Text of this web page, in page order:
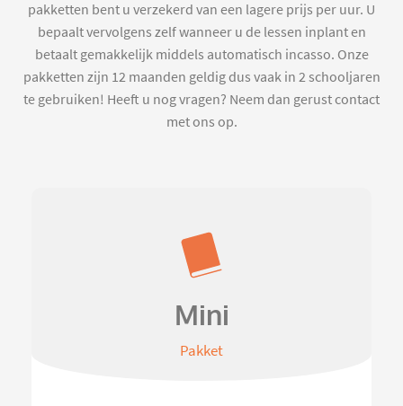
pakketten bent u verzekerd van een lagere prijs per uur. U
bepaalt vervolgens zelf wanneer u de lessen inplant en
betaalt gemakkelijk middels automatisch incasso. Onze
pakketten zijn 12 maanden geldig dus vaak in 2 schooljaren
te gebruiken! Heeft u nog vragen? Neem dan gerust contact
met ons op.
Mini
Pakket